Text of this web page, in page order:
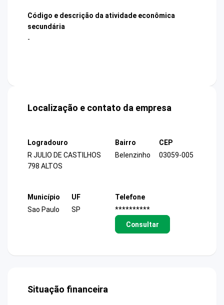
Código e descrição da atividade econômica
secundária
-
Localização e contato da empresa
Logradouro
R JULIO DE CASTILHOS
798 ALTOS
Bairro
Belenzinho
CEP
03059-005
Município
Sao Paulo
UF
SP
Telefone
**********
Consultar
Situação financeira